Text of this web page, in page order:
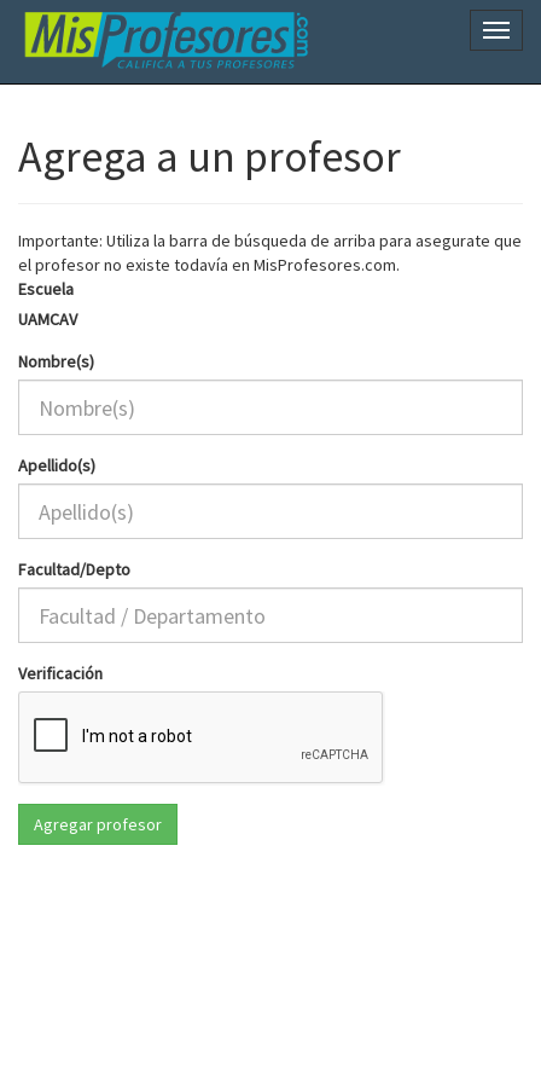
Agrega a un profesor
Importante: Utiliza la barra de búsqueda de arriba para asegurate que
el profesor no existe todavía en MisProfesores.com.
Escuela
UAMCAV
Nombre(s)
Apellido(s)
Facultad/Depto
Verificación